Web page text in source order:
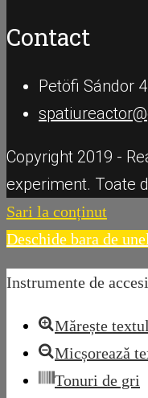
Contact
Petöfi Sándor
Copyright 2019 -
experiment. Toate
Sari la conținut
Deschide bara de
Instrumente de
Mărește textul
Micșorează
Tonuri de gri